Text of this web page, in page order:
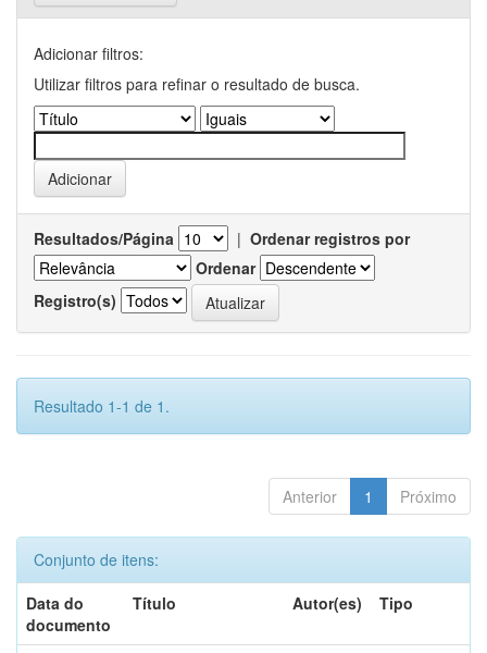
Adicionar filtros:
Utilizar filtros para refinar o resultado de busca.
Resultados/Página | Ordenar registros por
Ordenar
Registro(s)
Resultado 1-1 de 1.
Anterior 1 Próximo
Conjunto de itens:
Data do
documento
Título Autor(es) Tipo